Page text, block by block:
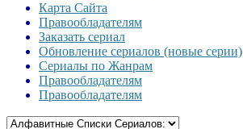
Карта Сайта
Правообладателям
Заказать сериал
Обновление сериалов (новые серии)
Сериалы по Жанрам
Правообладателям
Правообладателям